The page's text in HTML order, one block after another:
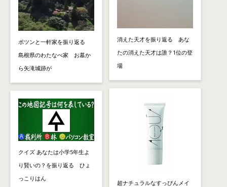
ポツンと一軒家を振り返る
島根県のわたなべ家 お墓か
ら矢滝城跡が
クイズ あなたは小学5年生よ
り賢いの？を振り返る ひょ
っこりはん
消えた天才を振り返る あな
たの消えた天才は誰？1位の登
場
超ナチュラルなすっぴんメイ